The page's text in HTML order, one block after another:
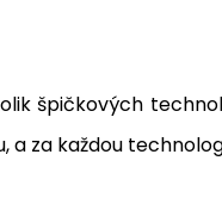
špičkových
za každou